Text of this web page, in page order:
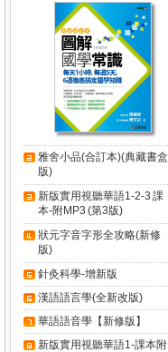
雅舍小品(合訂本)(典藏書盒
版)
新版實用視聽華語1-2-3 課
本-附MP3 (第3版)
狀元字音字形全攻略(新修
版)
針灸科學-增新版
漢語語言學(全新改版)
華語語音學【新修版】
新版實用視聽華語1-課本附